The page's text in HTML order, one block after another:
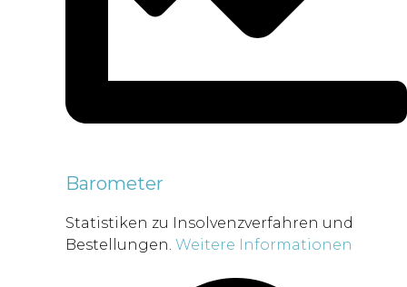
Barometer
Statistiken zu Insolvenzverfahren und
Bestellungen. Weitere Informationen